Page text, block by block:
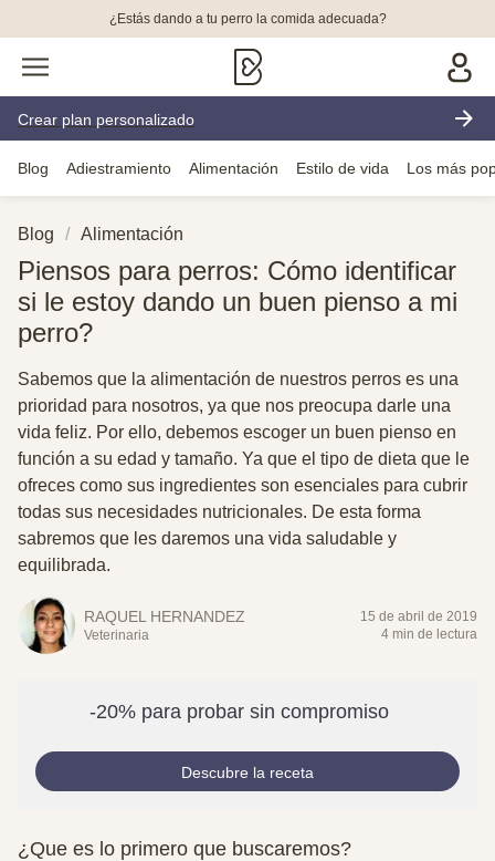
¿Estás dando a tu perro la comida adecuada?
Crear plan personalizado
Blog Adiestramiento Alimentación Estilo de vida Los más
Blog Alimentación
Piensos para perros: Cómo identificar
si le estoy dando un buen pienso a mi
perro?
Sabemos que la alimentación de nuestros perros es una
prioridad para nosotros, ya que nos preocupa darle una
vida feliz. Por ello, debemos escoger un buen pienso en
función a su edad y tamaño. Ya que el tipo de dieta que le
ofreces como sus ingredientes son esenciales para cubrir
todas sus necesidades nutricionales. De esta forma
sabremos que les daremos una vida saludable y
equilibrada.
RAQUEL HERNANDEZ
Veterinaria
15 de abril de 2019
4 min de lectura
-20% para probar sin compromiso
Descubre la receta
¿Que es lo primero que buscaremos?